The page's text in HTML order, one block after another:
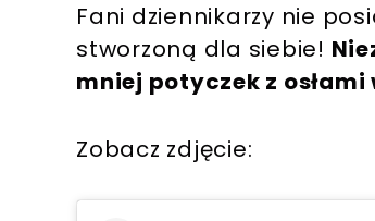
Fani dziennikarzy nie
stworzoną dla siebie!
mniej potyczek z osłami
Zobacz zdjęcie: